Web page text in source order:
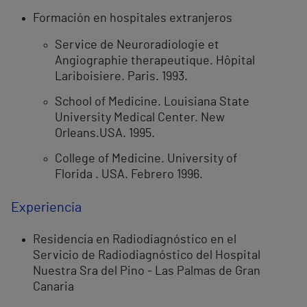
Formación en hospitales extranjeros
Service de Neuroradiologie et
Angiographie therapeutique. Hôpital
Lariboisiere. Paris. 1993.
School of Medicine. Louisiana State
University Medical Center. New
Orleans.USA. 1995.
College of Medicine. University of
Florida . USA. Febrero 1996.
Experiencia
Residencia en Radiodiagnóstico en el
Servicio de Radiodiagnóstico del Hospital
Nuestra Sra del Pino - Las Palmas de Gran
Canaria